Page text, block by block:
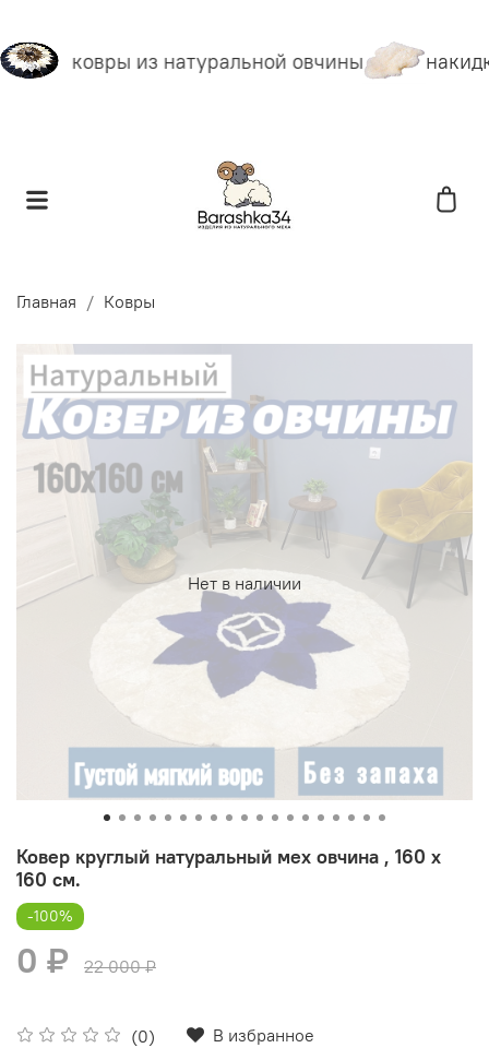
ковры из натуральной овчины
Главная Ковры
Нет в наличии
Ковер круглый натуральный мех овчина , 160 х
160 см.
(0) В избранное
-100%
0 ₽ 22 000 ₽